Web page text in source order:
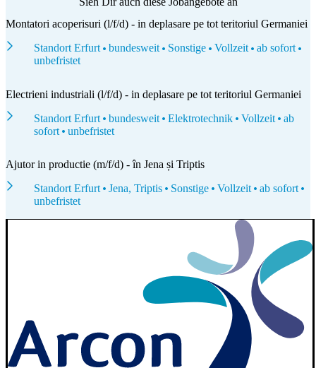
Montatori acoperisuri (l/f/d) - in deplasare pe tot teritoriul Germaniei
Standort Erfurt
bundesweit Sonstige Vollzeit
ab sofort
unbefristet
Electrieni industriali (l/f/d) - in deplasare pe tot teritoriul Germaniei
Standort Erfurt
bundesweit Elektrotechnik Vollzeit
ab
sofort
unbefristet
Ajutor in productie (m/f/d) - în Jena și Triptis
Standort Erfurt
Jena, Triptis Sonstige Vollzeit
ab sofort
unbefristet